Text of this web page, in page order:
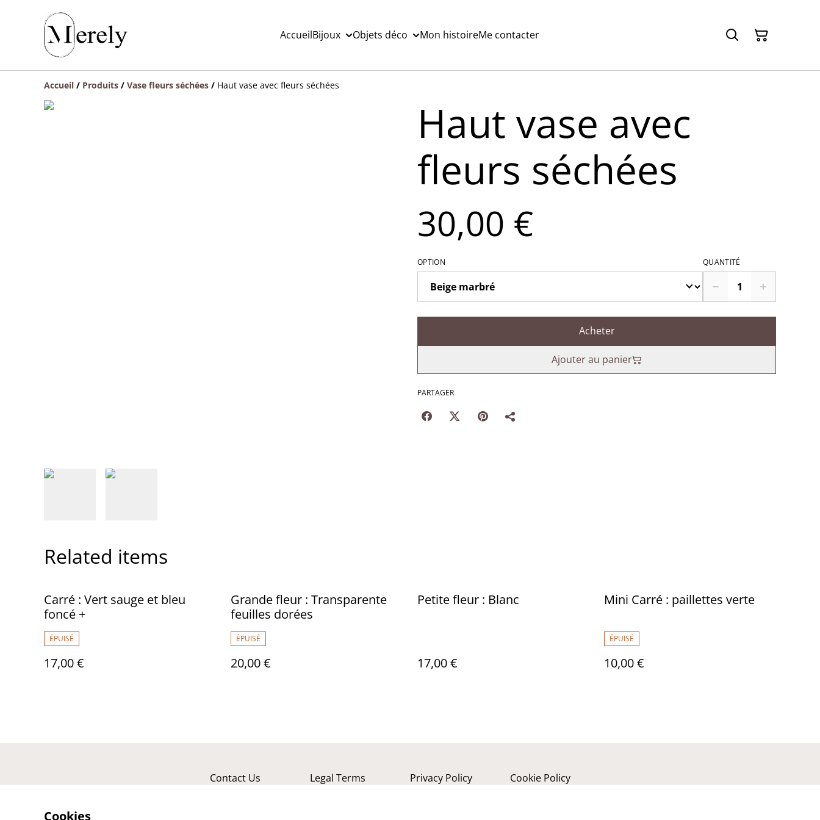
AccueilBijoux Objets déco Mon histoireMe contacter
Accueil / Produits / Vase fleurs séchées / Haut vase avec fleurs séchées
Haut vase avec
fleurs séchées
30,00 €
OPTION QUANTITÉ
Acheter
Ajouter au panier
PARTAGER
Related items
Carré : Vert sauge et bleu
foncé +
ÉPUISÉ
17,00 €
Grande fleur : Transparente
feuilles dorées
ÉPUISÉ
20,00 €
Petite fleur : Blanc
17,00 €
Mini Carré : paillettes verte
ÉPUISÉ
10,00 €
Contact Us Legal Terms Privacy Policy Cookie Policy
Cookies